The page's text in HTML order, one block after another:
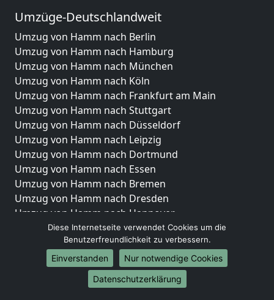
Umzüge-Deutschlandweit
Umzug von Hamm nach Berlin
Umzug von Hamm nach Hamburg
Umzug von Hamm nach München
Umzug von Hamm nach Köln
Umzug von Hamm nach Frankfurt am Main
Umzug von Hamm nach Stuttgart
Umzug von Hamm nach Düsseldorf
Umzug von Hamm nach Leipzig
Umzug von Hamm nach Dortmund
Umzug von Hamm nach Essen
Umzug von Hamm nach Bremen
Umzug von Hamm nach Dresden
Umzug von Hamm nach Hannover
Umzug von Hamm nach Nürnberg
Umzug von Hamm nach Duisburg
Umzug von Hamm nach Bochum
Umzug von Hamm nach Wuppertal
Umzug von Hamm nach Bielefeld
Diese Internetseite verwendet Cookies um die
Benutzerfreundlichkeit zu verbessern.
Einverstanden
Nur notwendige Cookies
Datenschutzerklärung